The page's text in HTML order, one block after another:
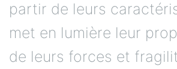
partir de leurs
met en lumière leur
de leurs forces et